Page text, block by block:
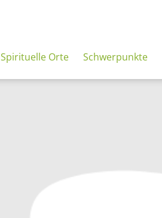
Spirituelle Orte Schwerpunkte